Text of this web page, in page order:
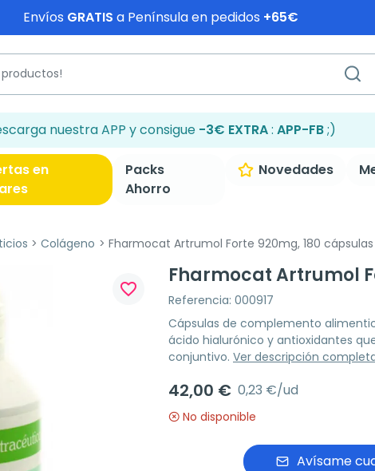
Envíos GRATIS a Península en pedidos +65€
nuestra APP y consigue -3€ EXTRA: APP-FB;)
en
Packs
Ahorro
Novedades
Colágeno Fharmocat Artrumol Forte 920mg, 180 cápsulas
favorite_border
Fharmocat Artrumol
Referencia: 000917
Cápsulas de complemento
ácido hialurónico y antioxidantes
conjuntivo. Ver descripción
42,00 € 0,23 €/ud
No disponible
Avísame